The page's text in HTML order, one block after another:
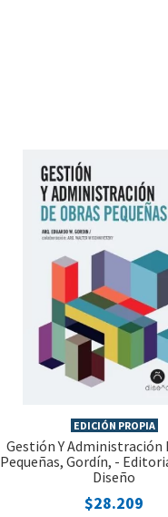
EDICIÓN PROPIA
Gestión Y Administración
Pequeñas, Gordín, -
Diseño
$28.209